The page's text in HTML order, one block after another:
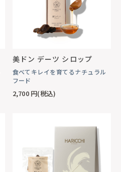
美ドン デーツ シロップ
食べてキレイを育てるナチュラル
フード
2,700 円(税込)